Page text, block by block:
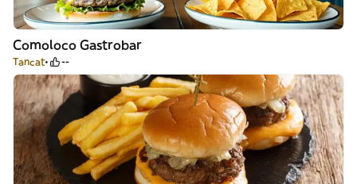
Comoloco Gastrobar
Tancat --